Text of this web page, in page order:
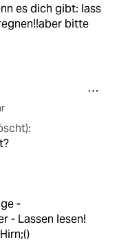
es dich gibt: lass
bitte
-
- Lassen lesen!